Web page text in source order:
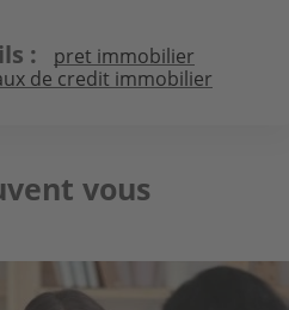
pret immobilier
de credit immobilier
vous